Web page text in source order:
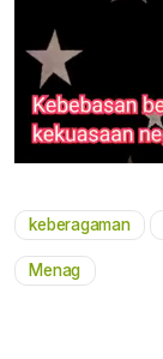
keberagaman
Menag